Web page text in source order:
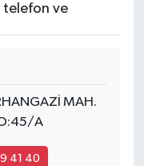
telefon ve
MAH.
A
41 40